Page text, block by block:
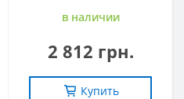
в наличии
2 812 грн.
Купить